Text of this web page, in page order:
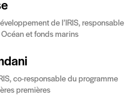
de l’IRIS, responsable
et fonds marins
co-responsable du programme
premières